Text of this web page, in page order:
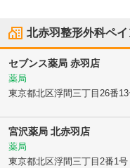
北赤羽整形外科ペ
セブンス薬局 赤羽店
薬局
東京都北区浮間三丁目26番
宮沢薬局 北赤羽店
薬局
東京都北区浮間三丁目2番1号